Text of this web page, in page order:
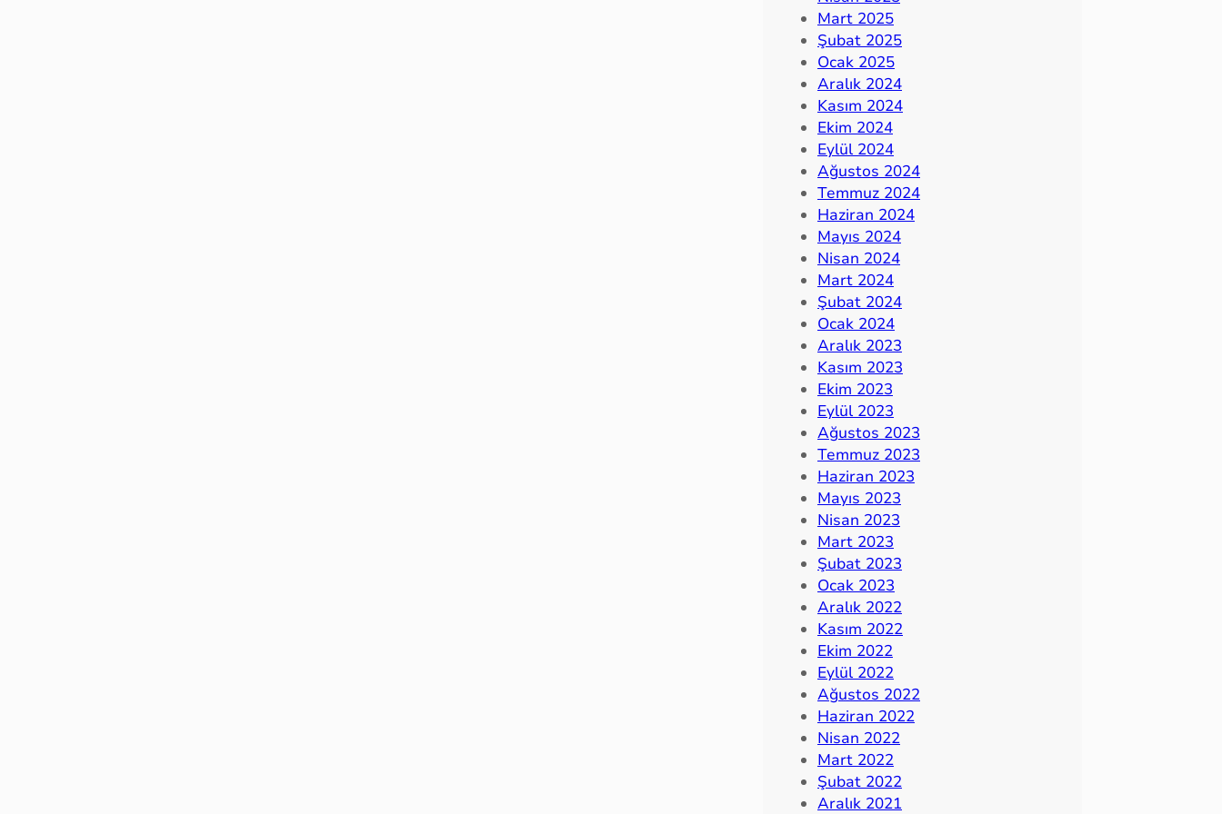
Mart 2025
Şubat 2025
Ocak 2025
Aralık 2024
Kasım 2024
Ekim 2024
Eylül 2024
Ağustos 2024
Temmuz 2024
Haziran 2024
Mayıs 2024
Nisan 2024
Mart 2024
Şubat 2024
Ocak 2024
Aralık 2023
Kasım 2023
Ekim 2023
Eylül 2023
Ağustos 2023
Temmuz 2023
Haziran 2023
Mayıs 2023
Nisan 2023
Mart 2023
Şubat 2023
Ocak 2023
Aralık 2022
Kasım 2022
Ekim 2022
Eylül 2022
Ağustos 2022
Haziran 2022
Nisan 2022
Mart 2022
Şubat 2022
Aralık 2021